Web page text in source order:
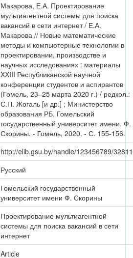
Макарова, Е.А. Проектирование
мультиагентной системы для поиска
вакансий в сети интернет / Е.А.
Макарова // Новые математические
методы и компьютерные технологии в
проектировании, производстве и
научных исследованиях : материалы
XXIII Республиканской научной
конференции студентов и аспирантов
(Гомель, 23–25 марта 2020 г.) / редкол.:
С.П. Жогаль [и др.] ; Министерство
образования РБ, Гомельский
государственный университет имени. Ф.
Скорины. - Гомель, 2020. - С. 155-156.
http://elib.gsu.by/handle/123456789/32811
Русский
Гомельский государственный
университет имени Ф. Скорины
Проектирование мультиагентной
системы для поиска вакансий в сети
интернет
Article